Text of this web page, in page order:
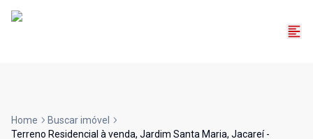
Home
Buscar imóvel
Terreno Residencial à venda, Jardim Santa Maria, Jacareí -